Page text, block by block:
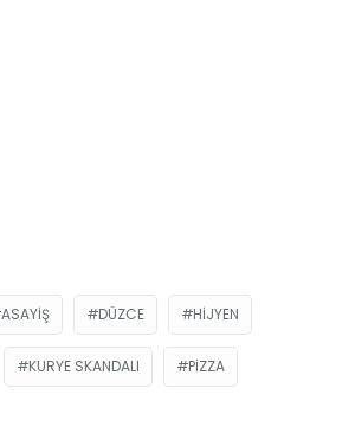
ASAYIŞ DÜZCE HIJYEN
KURYE SKANDALI PIZZA